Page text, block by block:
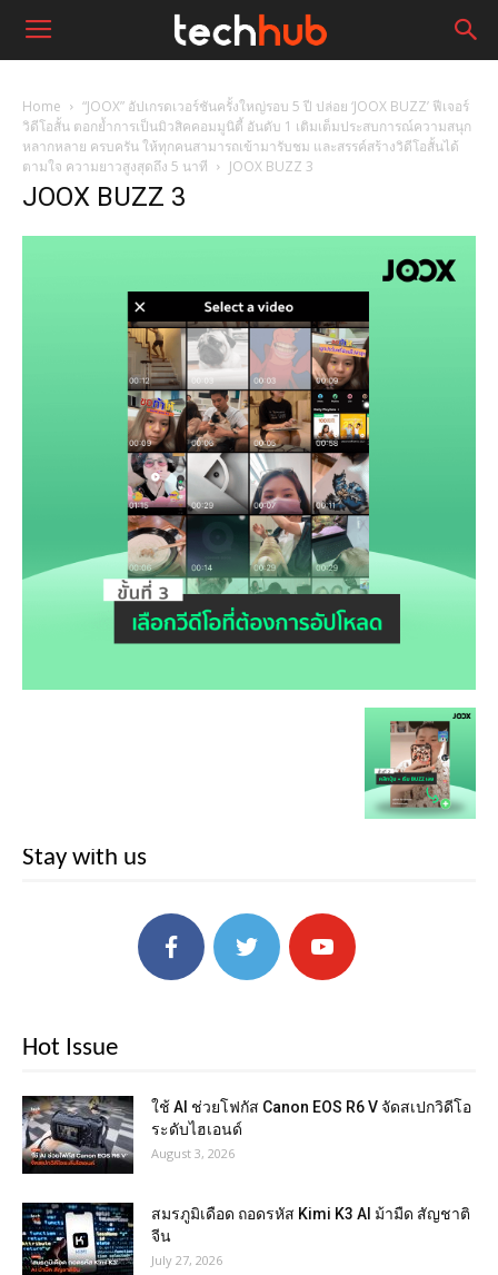
Home
“JOOX” อัปเกรดเวอร์ชันครั้งใหญ่รอบ 5 ปี ปล่อย ‘JOOX BUZZ’ ฟีเจอร์
วิดีโอสั้น ตอกย้ำการเป็นมิวสิคคอมมูนิตี้ อันดับ 1 เติมเต็มประสบการณ์ความสนุก
หลากหลาย ครบครัน ให้ทุกคนสามารถเข้ามารับชม และสรรค์สร้างวิดีโอสั้นได้
ตามใจ ความยาวสูงสุดถึง 5 นาที
JOOX BUZZ 3
JOOX BUZZ 3
Stay with us
Hot Issue
ใช้ AI ช่วยโฟกัส Canon EOS R6 V จัดสเปกวิดีโอ
ระดับไฮเอนด์
August 3, 2026
สมรภูมิเดือด ถอดรหัส Kimi K3 AI ม้ามืด สัญชาติ
จีน
July 27, 2026